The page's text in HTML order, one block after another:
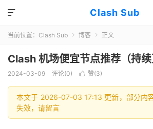
Clash Sub

当前位置： Clash Sub  博客  正文
Clash 机场便宜节点推荐（持续
2024-03-09 评论(0)  赞(3)
本文于 2026-07-03 17:13 更新，部分内
失效，请留言